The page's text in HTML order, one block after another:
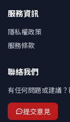
服務資訊
隱私權政策
服務條款
聯絡我們
有任何問題或建議
提交意見